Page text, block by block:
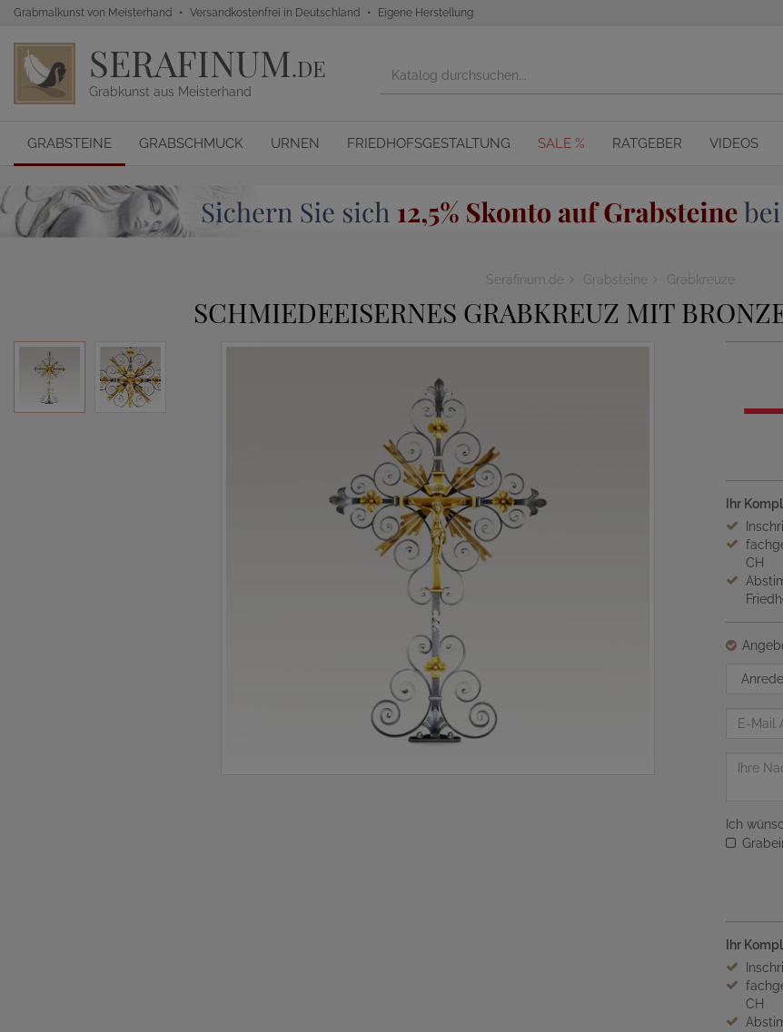
Grabmalkunst von Meisterhand Versandkostenfrei in Deutschland Eigene Herstellung
SERAFINUM.DE
Grabkunst aus Meisterhand
GRABSTEINE GRABSCHMUCK URNEN FRIEDHOFSGESTALTUNG SALE % RATGEBER VIDEOS
Serafinum.de Grabsteine Grabkreuze
SCHMIEDEEISERNES GRABKREUZ MIT
Ihr
CH
Anrede
Nachricht
Ich
Ihr
CH